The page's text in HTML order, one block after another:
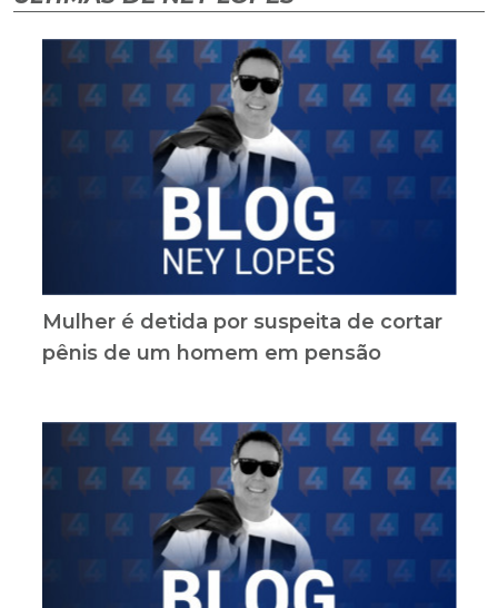
Mulher é detida por suspeita de cortar
pênis de um homem em pensão